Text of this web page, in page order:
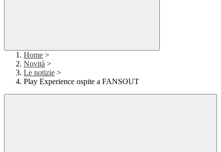
Home >
Novità >
Le notizie >
Play Experience ospite a FANSOUT